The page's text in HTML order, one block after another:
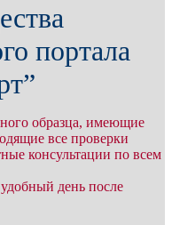
портала
образца, имеющие
все проверки
консультации по всем
день после